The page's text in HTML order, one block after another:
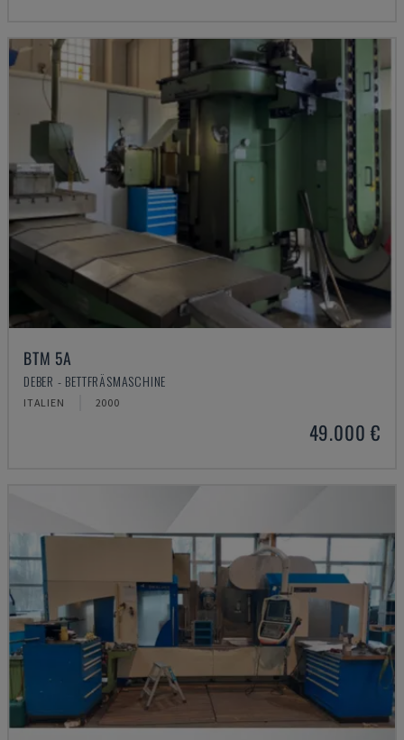
BTM 5A
DEBER - BETTFRÄSMASCHINE
ITALIEN 2000
49.000 €